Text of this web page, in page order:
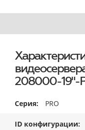
208000-19"-
Серия PRO
ID конфигурации